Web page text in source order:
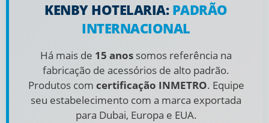
KENBY HOTELARIA:PADRÃO
INTERNACIONAL
Há mais de 15 anos somos referência na
fabricação de acessórios de alto padrão.
Produtos com certificação INMETRO. Equipe
seu estabelecimento com a marca exportada
para Dubai, Europa e EUA.